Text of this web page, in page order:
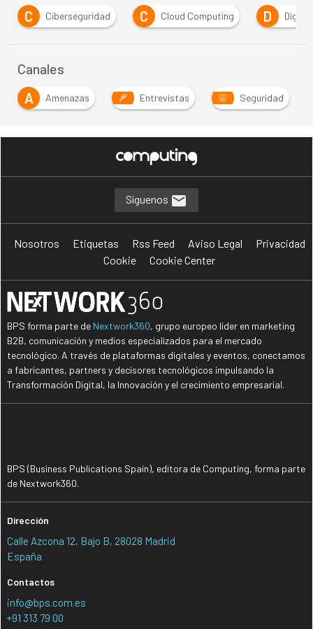
C
Cloud Computing D Digitalización D
Canales
A
Amenazas Entrevistas Seguridad
Síguenos
Nosotros Etiquetas Rss Feed Aviso Legal
Privacidad
Cookie
Cookie Center
BPS forma parte de Nextwork360, grupo europeo líder en marketing
B2B, comunicación y medios especializados para el mercado
tecnológico. A través de plataformas digitales y eventos, conectamos
a fabricantes, partners y decisores tecnológicos impulsando la
Transformación Digital, la Innovación y el crecimiento empresarial.
BPS (Business Publications Spain), editora de Computing, forma parte
de Nextwork360.
Dirección
Calle Azcona 12, Bajo B, 28028 Madrid
España
Contactos
info@bps.com.es
+91 313 79 00